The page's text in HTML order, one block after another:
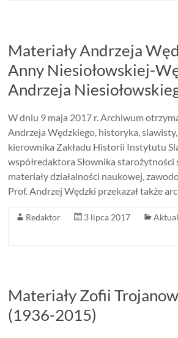
Materiały Andrzeja
Anny Niesiołowskiej-
Andrzeja
W dniu 9 maja 2017 r. Archiwum
Andrzeja Wędzkiego, historyka,
kierownika Zakładu Historii Instytutu
współredaktora Słownika starożytności
materiały działalności naukowej,
Prof. Andrzej Wędzki przekazał także
Redaktor 3 lipca 2017
Materiały Zofii
(1936-2015)